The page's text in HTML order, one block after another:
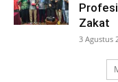
Zakat
3 Agustus